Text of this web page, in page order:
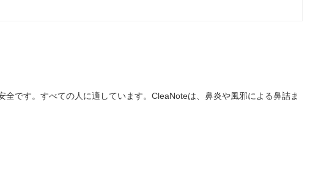
です。すべての人に適しています。CleaNoteは、鼻炎や風邪による鼻詰ま